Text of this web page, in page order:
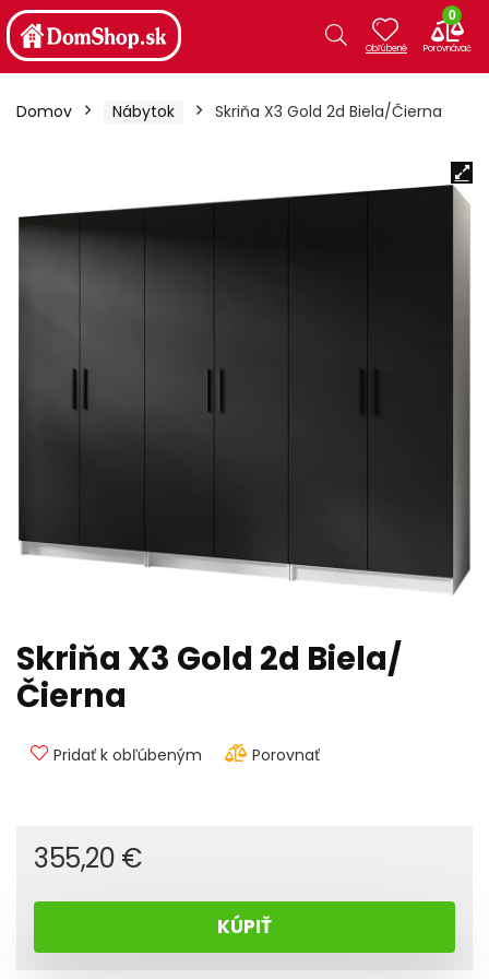
0
Domov Nábytok Skriňa X3 Gold 2d Biela/Čierna
Skriňa X3 Gold 2d Biela/
Čierna
Pridať k obľúbeným Porovnať
355,20 €
KÚPIŤ